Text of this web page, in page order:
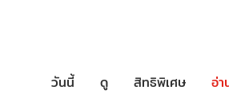
วันนี้ ดู สิทธิพิเศษ อ่า